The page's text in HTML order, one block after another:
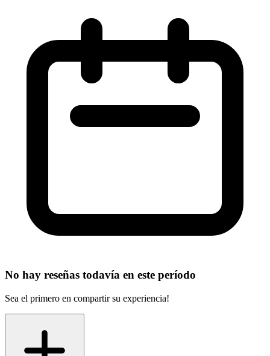
No hay reseñas todavía en este período
Sea el primero en compartir su experiencia!